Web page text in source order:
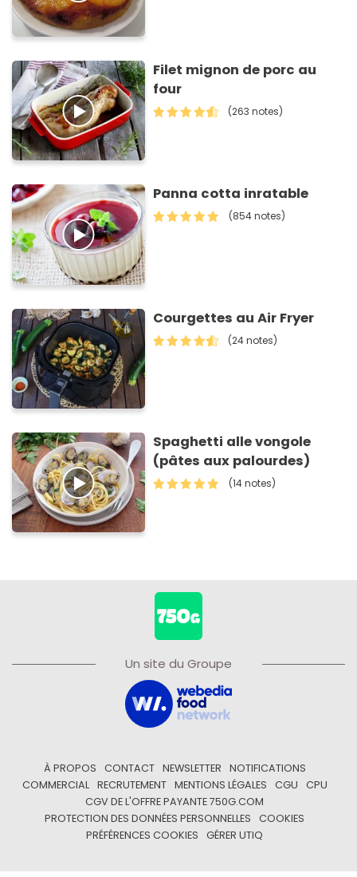
Filet mignon de porc au
four
(263 notes)
Panna cotta inratable
(854 notes)
Courgettes au Air Fryer
(24 notes)
Spaghetti alle vongole
(pâtes aux palourdes)
(14 notes)
Un site du Groupe
À PROPOS CONTACT NEWSLETTER
NOTIFICATIONS
COMMERCIAL
RECRUTEMENT MENTIONS LÉGALES CGU
CPU
CGV DE L'OFFRE PAYANTE 750G.COM
PROTECTION DES DONNÉES PERSONNELLES
COOKIES
PRÉFÉRENCES COOKIES
GÉRER UTIQ